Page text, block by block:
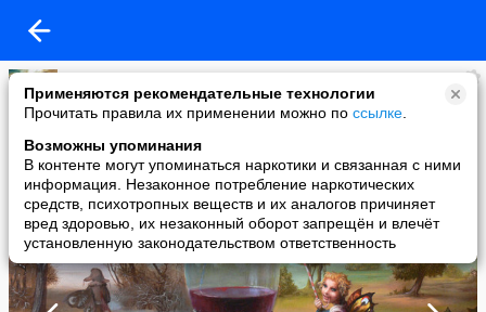
Применяются рекомендательные технологии
Прочитать правила их применении можно по ссылке
Возможны упоминания
В контенте могут упоминаться наркотики и связанная с ними
информация. Незаконное потребление наркотических
средств, психотропных веществ и их аналогов причиняет
вред здоровью, их незаконный оборот запрещён и влечёт
установленную законодательством ответственность
гиппо
added a photo
17 Apr в 21:50